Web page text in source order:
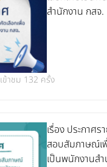
สำนักงาน กสจ.
เข้าชม 132 ครั้ง
เรื่อง ประกาศ
สอบสัมภาษณ์เ
เป็นพนักงานส